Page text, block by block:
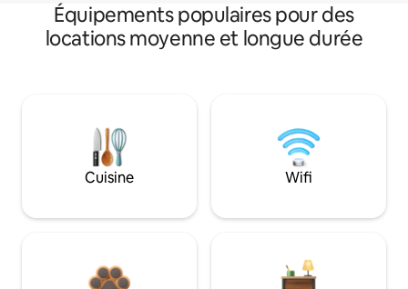
Équipements populaires pour des
locations moyenne et longue durée
Cuisine Wifi